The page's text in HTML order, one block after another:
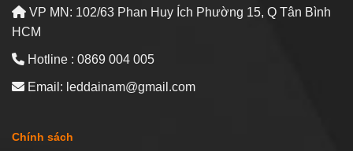
VP MN: 102/63 Phan Huy Ích Phường 15, Q Tân Bình
HCM
Hotline : 0869 004 005
Email: leddainam@gmail.com
Chính sách